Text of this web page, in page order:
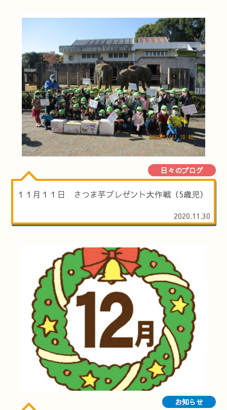
日々のブログ
１１月１１日 さつま芋プレゼント大作戦（5歳児）
2020.11.30
お知らせ